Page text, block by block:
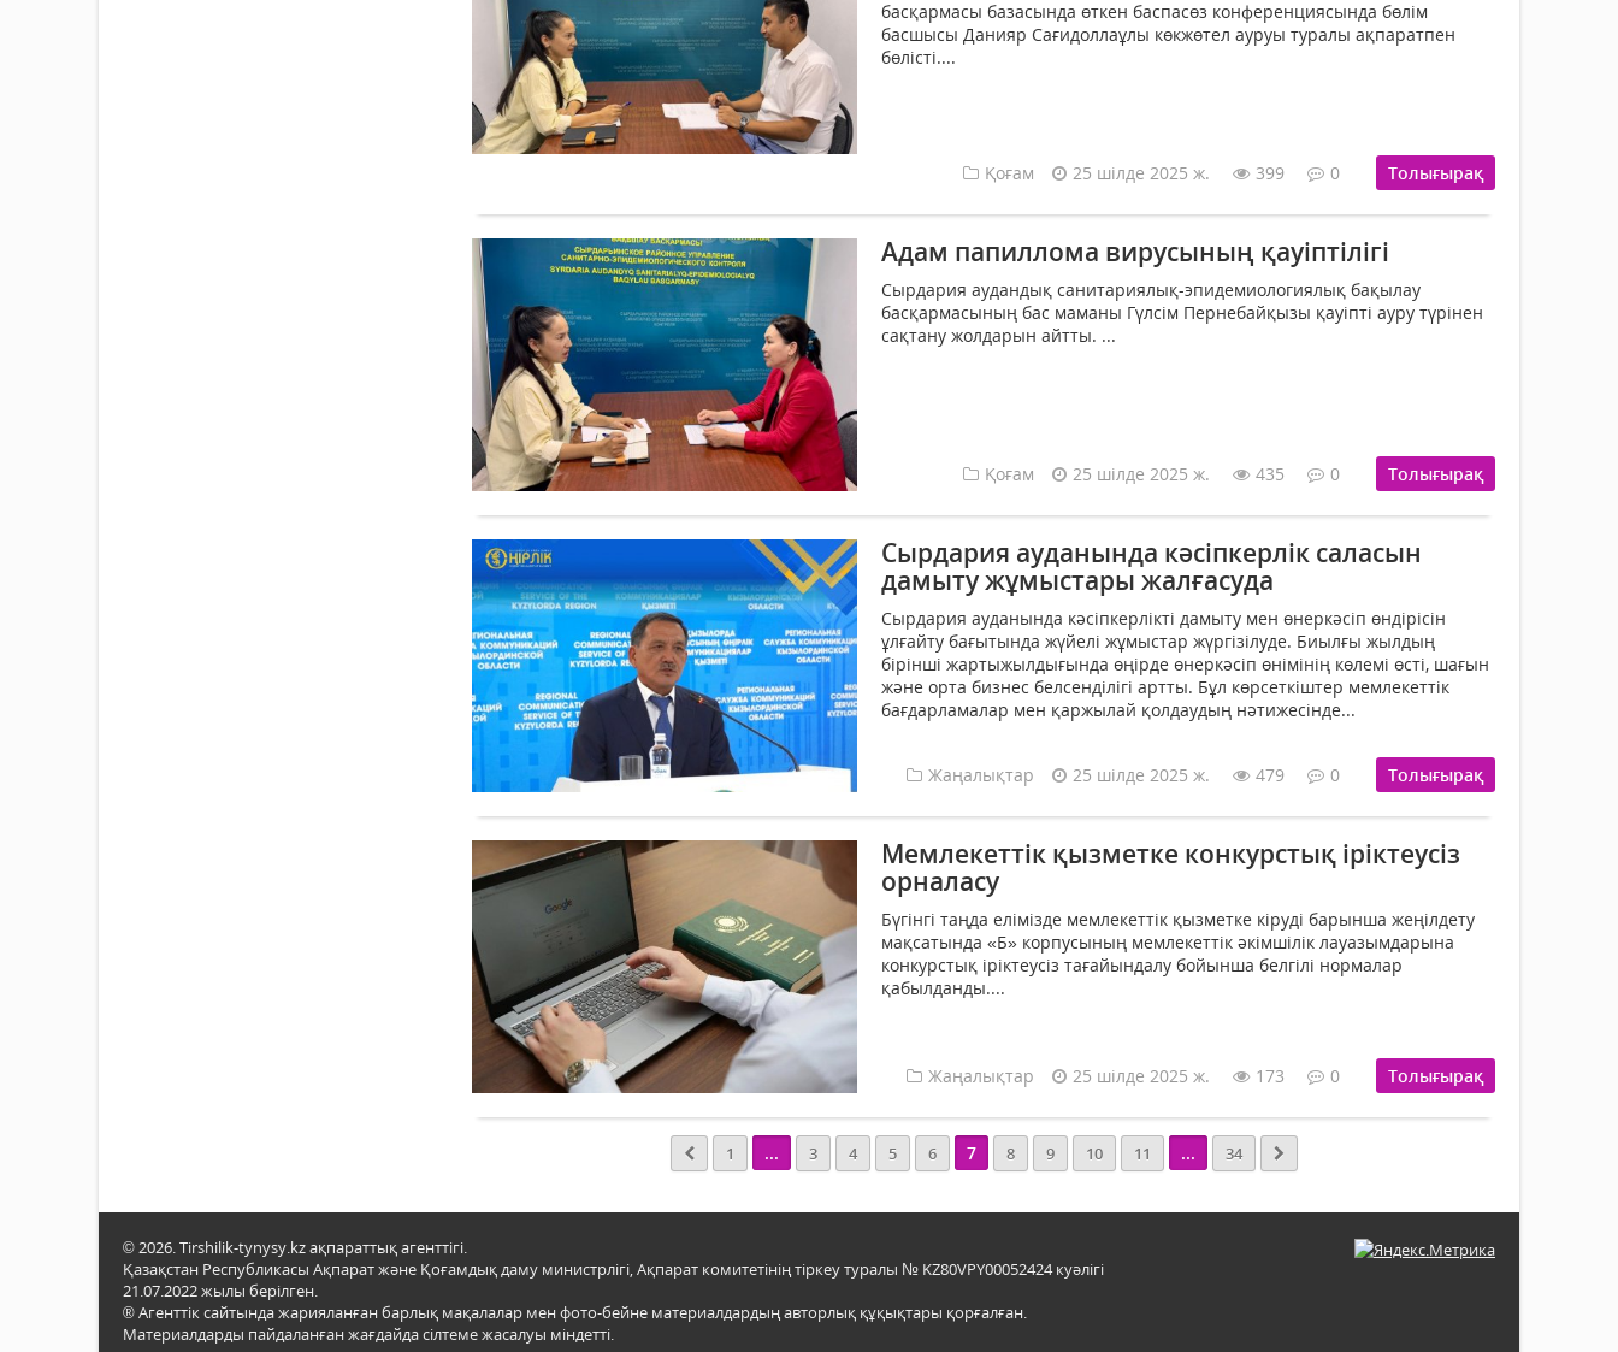
басқармасы базасында өткен баспасөз конференциясында бөлім
басшысы Данияр Сағидоллаұлы көкжөтел ауруы туралы ақпаратпен
бөлісті....
Қоғам 25 шілде 2025 ж. 399 0 Толығырақ
Адам папиллома вирусының қауіптілігі
Сырдария аудандық санитариялық-эпидемиологиялық бақылау
басқармасының бас маманы Гүлсім Пернебайқызы қауіпті ауру түрінен
сақтану жолдарын айтты. ...
Қоғам 25 шілде 2025 ж. 435 0 Толығырақ
Сырдария ауданында кәсіпкерлік саласын
дамыту жұмыстары жалғасуда
Сырдария ауданында кәсіпкерлікті дамыту мен өнеркәсіп өндірісін
ұлғайту бағытында жүйелі жұмыстар жүргізілуде. Биылғы жылдың
бірінші жартыжылдығында өңірде өнеркәсіп өнімінің көлемі өсті, шағын
және орта бизнес белсенділігі артты. Бұл көрсеткіштер мемлекеттік
бағдарламалар мен қаржылай қолдаудың нәтижесінде...
Жаңалықтар 25 шілде 2025 ж. 479 0 Толығырақ
Мемлекеттік қызметке конкурстық іріктеусіз
орналасу
Бүгінгі таңда елімізде мемлекеттік қызметке кіруді барынша жеңілдету
мақсатында «Б» корпусының мемлекеттік әкімшілік лауазымдарына
конкурстық іріктеусіз тағайындалу бойынша белгілі нормалар
қабылданды....
Жаңалықтар 25 шілде 2025 ж. 173 0 Толығырақ
1 ... 3 4 5 6 7 8 9 10 11 ... 34
© 2026. Tirshilik-tynysy.kz ақпараттық агенттігі.
Қазақстан Республикасы Ақпарат және Қоғамдық даму министрлігі, Ақпарат комитетінің тіркеу туралы № KZ80VPY00052424 куәлігі
21.07.2022 жылы берілген.
® Агенттік сайтында жарияланған барлық мақалалар мен фото-бейне материалдардың авторлық құқықтары қорғалған.
Материалдарды пайдаланған жағдайда сілтеме жасалуы міндетті.